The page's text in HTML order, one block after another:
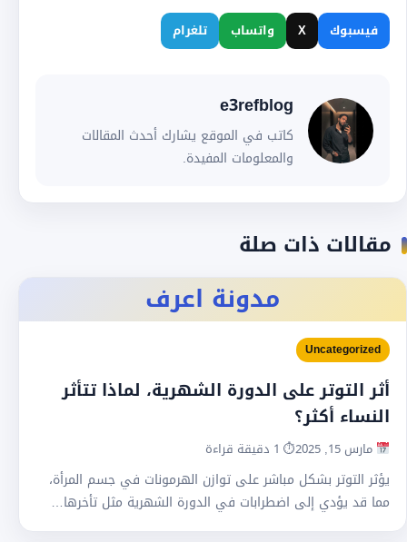
فيسبوك X واتساب تلغرام
e3refblog
كاتب في الموقع يشارك أحدث المقالات
والمعلومات المفيدة.
مقالات ذات صلة
مدونة اعرف
Uncategorized
أثر التوتر على الدورة الشهرية، لماذا تتأثر
النساء أكثر؟
مارس 15, 2025 ⏱ 1 دقيقة قراءة
يؤثر التوتر بشكل مباشر على توازن الهرمونات في جسم المرأة،
مما قد يؤدي إلى اضطرابات في الدورة الشهرية مثل تأخرها…